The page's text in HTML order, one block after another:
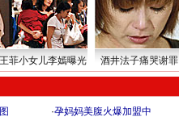
王菲小女儿李嫣曝光 酒井法子痛哭谢罪
·孕妈妈美腹火爆加盟中